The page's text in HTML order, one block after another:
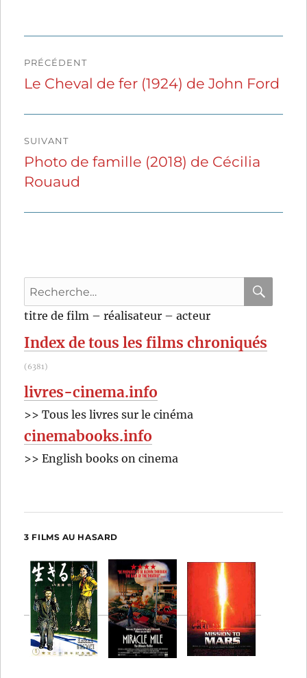
de
PRÉCÉDENT
Publication
Le Cheval de fer (1924) de John Ford
SUIVANT
Publication
suivante :
Photo de famille (2018) de Cécilia
Rouaud
Recherche
pour
titre de film – réalisateur – acteur
Index de tous les films chroniqués
(6381)
livres-cinema.info
>> Tous les livres sur le cinéma
cinemabooks.info
>> English books on cinema
3 FILMS AU HASARD